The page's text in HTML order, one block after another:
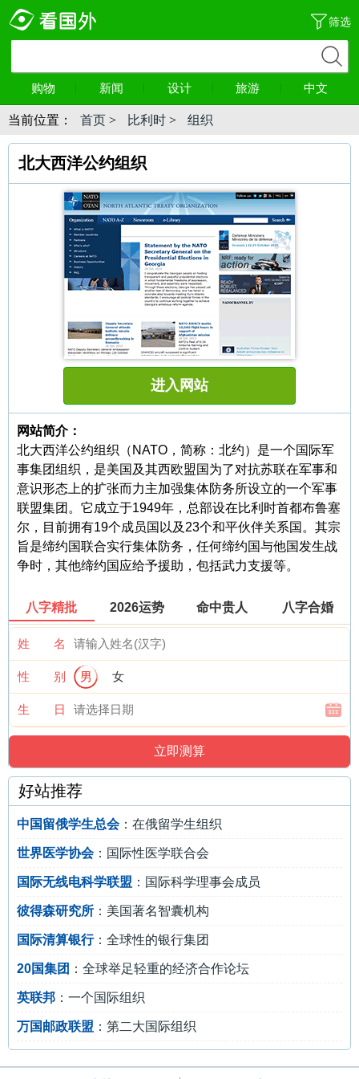
筛选
购物 新闻 设计 旅游 中文
当前位置： 首页 > 比利时 > 组织
北大西洋公约组织
进入网站
网站简介：
北大西洋公约组织（NATO，简称：北约）是一个国际军
事集团组织，是美国及其西欧盟国为了对抗苏联在军事和
意识形态上的扩张而力主加强集体防务所设立的一个军事
联盟集团。它成立于1949年，总部设在比利时首都布鲁塞
尔，目前拥有19个成员国以及23个和平伙伴关系国。其宗
旨是缔约国联合实行集体防务，任何缔约国与他国发生战
争时，其他缔约国应给予援助，包括武力支援等。
八字精批 2026运势 命中贵人 八字合婚
姓 名
性 别 男 女
生 日
好站推荐
中国留俄学生总会：在俄留学生组织
世界医学协会：国际性医学联合会
国际无线电科学联盟 ：国际科学理事会成员
彼得森研究所 ：美国著名智囊机构
国际清算银行：全球性的银行集团
20国集团 ：全球举足轻重的经济合作论坛
英联邦 ：一个国际组织
万国邮政联盟 ：第二大国际组织